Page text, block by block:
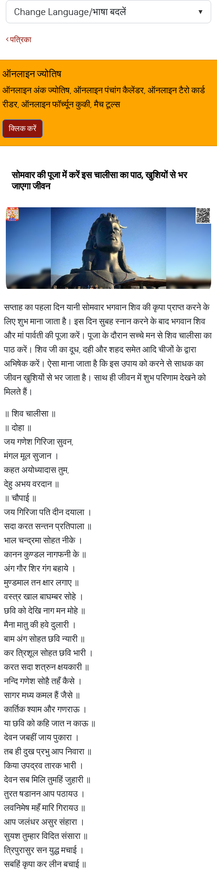
पत्रिका
ऑनलाइन ज्योतिष
ऑनलाइन अंक ज्योतिष, ऑनलाइन पंचांग कैलेंडर, ऑनलाइन टैरो कार्ड
रीडर, ऑनलाइन फॉर्च्यून कुकी, मैच टूल्स
क्लिक करें
सोमवार की पूजा में करें इस चालीसा का पाठ, खुशियों से भर
जाएगा जीवन
सप्ताह का पहला दिन यानी सोमवार भगवान शिव की कृपा प्राप्त करने के
लिए शुभ माना जाता है। इस दिन सुबह स्नान करने के बाद भगवान शिव
और मां पार्वती की पूजा करें। पूजा के दौरान सच्चे मन से शिव चालीसा का
पाठ करें। शिव जी का दूध, दही और शहद समेत आदि चीजों के द्वारा
अभिषेक करें। ऐसा माना जाता है कि इस उपाय को करने से साधक का
जीवन खुशियों से भर जाता है। साथ ही जीवन में शुभ परिणाम देखने को
मिलते हैं।
॥ शिव चालीसा ॥
॥ दोहा ॥
जय गणेश गिरिजा सुवन,
मंगल मूल सुजान ।
कहत अयोध्यादास तुम,
देहु अभय वरदान ॥
॥ चौपाई ॥
जय गिरिजा पति दीन दयाला ।
सदा करत सन्तन प्रतिपाला ॥
भाल चन्द्रमा सोहत नीके ।
कानन कुण्डल नागफनी के ॥
अंग गौर शिर गंग बहाये ।
मुण्डमाल तन क्षार लगाए ॥
वस्त्र खाल बाघम्बर सोहे ।
छवि को देखि नाग मन मोहे ॥
मैना मातु की हवे दुलारी ।
बाम अंग सोहत छवि न्यारी ॥
कर त्रिशूल सोहत छवि भारी ।
करत सदा शत्रुन क्षयकारी ॥
नन्दि गणेश सोहै तहँ कैसे ।
सागर मध्य कमल हैं जैसे ॥
कार्तिक श्याम और गणराऊ ।
या छवि को कहि जात न काऊ ॥
देवन जबहीं जाय पुकारा ।
तब ही दुख प्रभु आप निवारा ॥
किया उपद्रव तारक भारी ।
देवन सब मिलि तुमहिं जुहारी ॥
तुरत षडानन आप पठायउ ।
लवनिमेष महँ मारि गिरायउ ॥
आप जलंधर असुर संहारा ।
सुयश तुम्हार विदित संसारा ॥
त्रिपुरासुर सन युद्ध मचाई ।
सबहिं कृपा कर लीन बचाई ॥